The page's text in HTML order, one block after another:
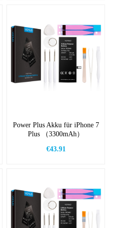
Power Plus Akku für iPhone 7
Plus （3300mAh）
€43.91